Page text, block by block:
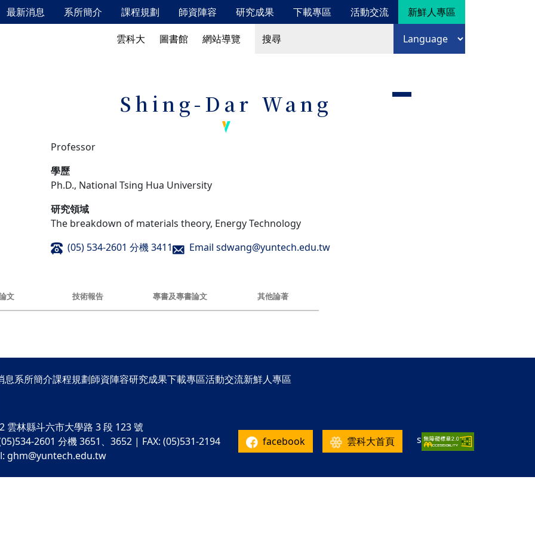
最新消息 系所簡介 課程規劃 師資陣容 研究成果 下載專區 活動交流 新鮮人專區
雲科大 圖書館 網站導覽
搜尋表單
Shing-Dar Wang
Professor
學歷
Ph.D., National Tsing Hua University
研究領域
The breakdown of materials theory, Energy Technology
(05) 534-2601 分機 3411
Email sdwang@yuntech.edu.tw
文 技術報告 專書及專書論文 其他論著
息系所簡介課程規劃師資陣容研究成果下載專區活動交流新鮮人專區
雲林縣斗六市大學路 3 段 123 號
(05)534-2601 分機 3651、3652 | FAX: (05)531-2194
ghm@yuntech.edu.tw
facebook 雲科大首頁 s
最新消息
115年2月校內安全衛生教育訓練相關資訊
系所簡介
新鮮人專區